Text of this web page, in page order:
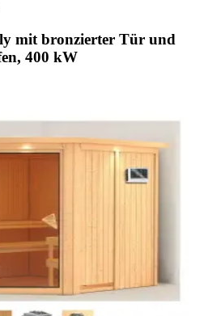
mit bronzierter Tür und
400 kW